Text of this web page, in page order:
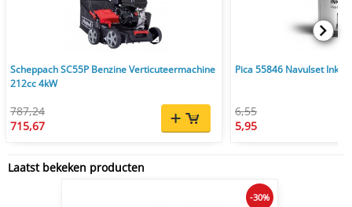
Scheppach SC55P Benzine Verticuteermachine
212cc 4kW
787,24
715,67
Pica 55846 Navulset Ink
6,55
5,95
Laatst bekeken producten
-30%